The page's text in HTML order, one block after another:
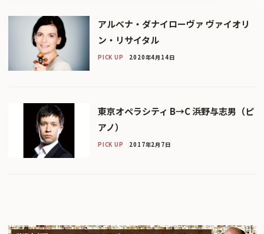
アルベナ・ダナイローヴァ ヴァイオリ
ン・リサイタル
PICK UP 2020年4月14日
東京オペラシティ B→C 浜野与志男（ピ
アノ）
PICK UP 2017年2月7日